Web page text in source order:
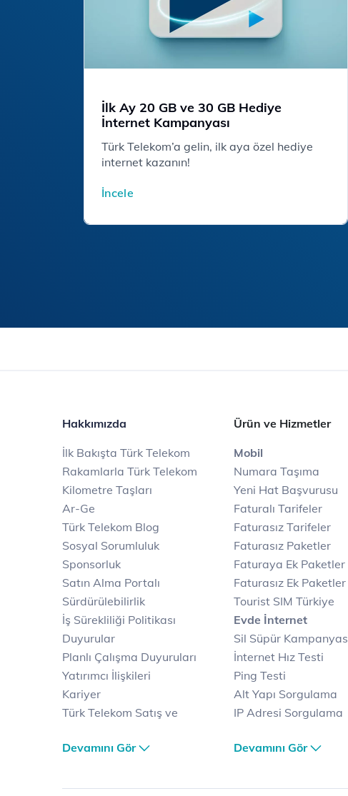
İlk Ay 20 GB ve 30 GB Hediye
İnternet Kampanyası
​​​​​​Türk Telekom’a gelin, ilk aya özel hediye
internet kazanın!
İncele
Hakkımızda
İlk Bakışta Türk Telekom
Rakamlarla Türk Telekom
Kilometre Taşları
Ar-Ge
Türk Telekom Blog
Sosyal Sorumluluk
Sponsorluk
Satın Alma Portalı
Sürdürülebilirlik
İş Sürekliliği Politikası
Duyurular
Planlı Çalışma Duyuruları
Yatırımcı İlişkileri
Kariyer
Türk Telekom Satış ve
Türk Telekom Finansal
Türk Telekom Afet Tedbirleri
Devamını Gör
Ürün ve Hizmetler
Mobil
Numara Taşıma
Yeni Hat Başvurusu
Faturalı Tarifeler
Faturasız Tarifeler
Faturasız Paketler
Faturaya Ek Paketler
Faturasız Ek Paketler
Tourist SIM Türkiye
Evde İnternet
Sil Süpür
İnternet Hız Testi
Ping Testi
Alt Yapı Sorgulama
IP Adresi Sorgulama
Avantajlı İnternet
Fiber İnternet
Devamını Gör